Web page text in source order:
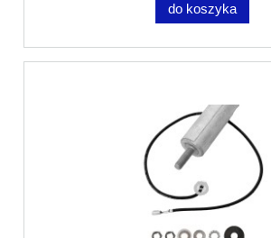
do koszyka